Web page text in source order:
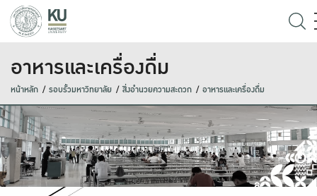
อาหารและเครื่องดื่ม
หน้าหลัก รอบรั้วมหาวิทยาลัย สิ่งอำนวยความสะดวก อาหารและเครื่องดื่ม